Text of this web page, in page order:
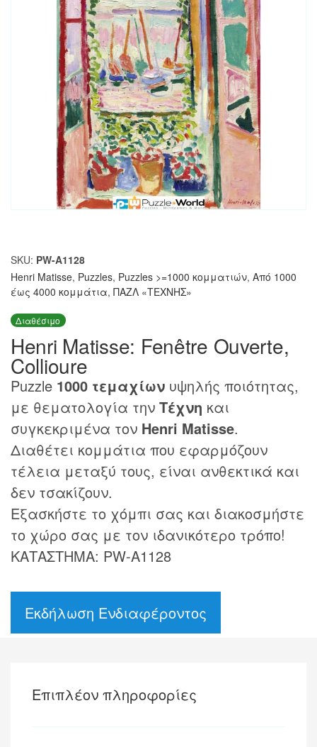
SKU: PW-A1128
Henri Matisse, Puzzles, Puzzles >=1000 κομματιών, Από 1000
έως 4000 κομμάτια, ΠΑΖΛ «ΤΕΧΝΗΣ»
Διαθέσιμο
Henri Matisse: Fenêtre Ouverte,
Collioure
Puzzle 1000 τεμαχίων υψηλής ποιότητας,
με θεματολογία την Τέχνη και
συγκεκριμένα τον Henri Matisse.
Διαθέτει κομμάτια που εφαρμόζουν
τέλεια μεταξύ τους, είναι ανθεκτικά και
δεν τσακίζουν.
Εξασκήστε το χόμπι σας και διακοσμήστε
το χώρο σας με τον ιδανικότερο τρόπο!
ΚΑΤΑΣΤΗΜΑ: PW-A1128
Εκδήλωση Ενδιαφέροντος
Επιπλέον πληροφορίες